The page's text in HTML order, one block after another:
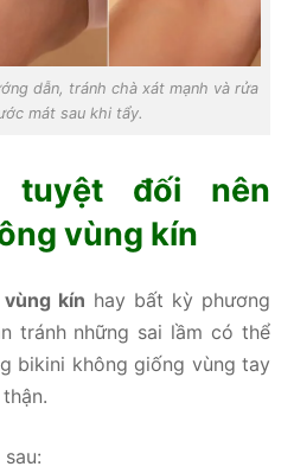
dẫn, tránh chà xát mạnh và rửa
mát sau khi tẩy.
tuyệt đối nên
vùng kín
kín hay bất kỳ phương
tránh những sai lầm có thể
bikini không giống vùng tay